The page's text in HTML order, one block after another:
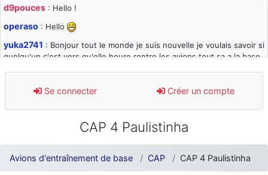
d9pouces : Hello !
operaso : Hello
yuka2741 : Bonjour tout le monde je suis nouvelle je voulais savoir si
quelqu'un c'est vers qu'elle heure rentre les avions tout sa a la base
d9pouces: désolé pour les quelques blocages du site ces derniers
jours : je teste des méthodes contre le spam et les bots trop nocifs
: Super, la nouvelle bannière
d9pouces: je suis un avion@,._,+ > lesquels ? je ne suis pas sûr de
comprendre
Se connecter Créer un compte
CAP 4 Paulistinha
Avions d'entraînement de base CAP CAP 4 Paulistinha